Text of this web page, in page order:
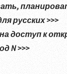
русских >>>
доступ к
N >>>